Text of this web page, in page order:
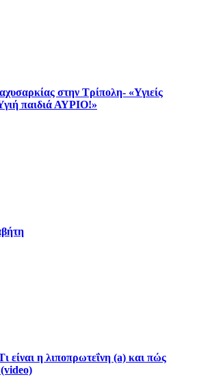
στην Τρίπολη- «Υγιείς
παιδιά ΑΥΡΙΟ!»
είναι η λιποπρωτεΐνη (a) και πώς